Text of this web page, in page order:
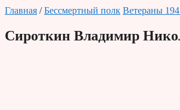
Главная /Бессмертный полк Ветераны
Сироткин Владимир